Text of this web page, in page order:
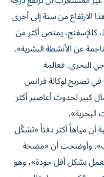
الارتفاع من سنة إلى أخرى
كالإسفنج، يمتص أكثر من
البحري. فعالمة
تصريح لوكالة فرانس
كبير لحدوث أعاصير أكثر
أن مياهاً أكثر دفئاً «تشكّل
وأوضحت أن «مضخة
بشكل أقل جودة»، وهو